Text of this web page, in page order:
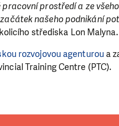
prostředí a ze
našeho podnikání
střediska Lon Malyna.
rozvojovou agenturou a
Training Centre (PTC).